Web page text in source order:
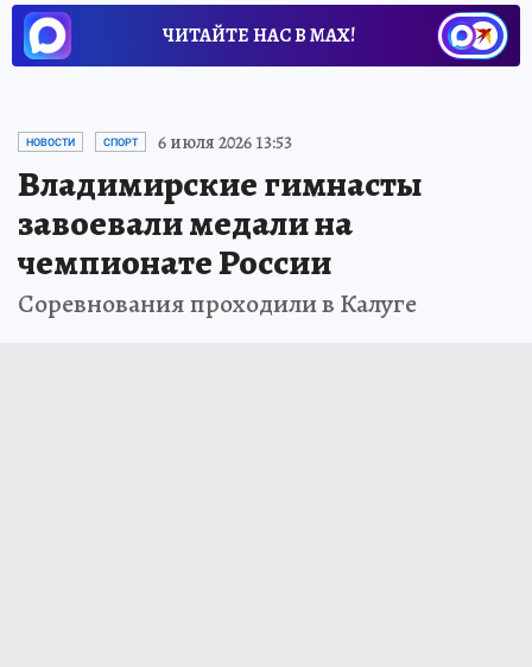
ЧИТАЙТЕ НАС В МАХ!
НОВОСТИ СПОРТ 6 июля 2026 13:53
Владимирские гимнасты
завоевали медали на
чемпионате России
Соревнования проходили в Калуге